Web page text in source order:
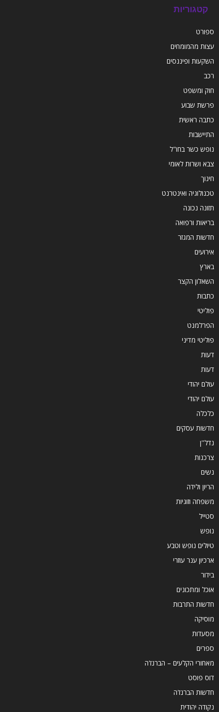
קטגוריות
ספורט
עצות מהמומחים
השקעות ופיננסים
רכב
חוק ומשפט
פרשת שבוע
כתבה ראשית
התיישבות
נופש כשר בחו"ל
צבא ושרות לאומי
חינוך
טכנולוגיה ואינטרנט
תזונה נכונה
בריאות ורפואה
חדשות המגזר
אירועים
בארץ
השאלון הקצר
כתבות
פוליטי
הפרלמנט
פוליטי מדיני
דעות
דעות
עולם יהודי
עולם יהודי
כלכלה
חדשות עסקים
נדל''ן
צרכנות
נשים
הריון ולידה
משפחה וזוגיות
סטייל
נופש
טיולים נופש וטבע
ארכיון ענר עוזרי
בידור
אוכל ומתכונים
חדשות התרבות
מוסיקה
מסעדות
ספרים
מאחורי הקלעים – הברנז'ה
דוס פוסט
חדשות הברנז'ה
נקודה יהודית